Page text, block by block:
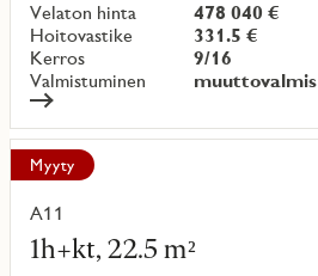
Velaton hinta
478 040 €
Hoitovastike
331.5 €
Kerros
9/16
Valmistuminen
muuttovalmis
Myyty
A11
1h+kt, 22.5 m²
Lue
lisää
kohteesta